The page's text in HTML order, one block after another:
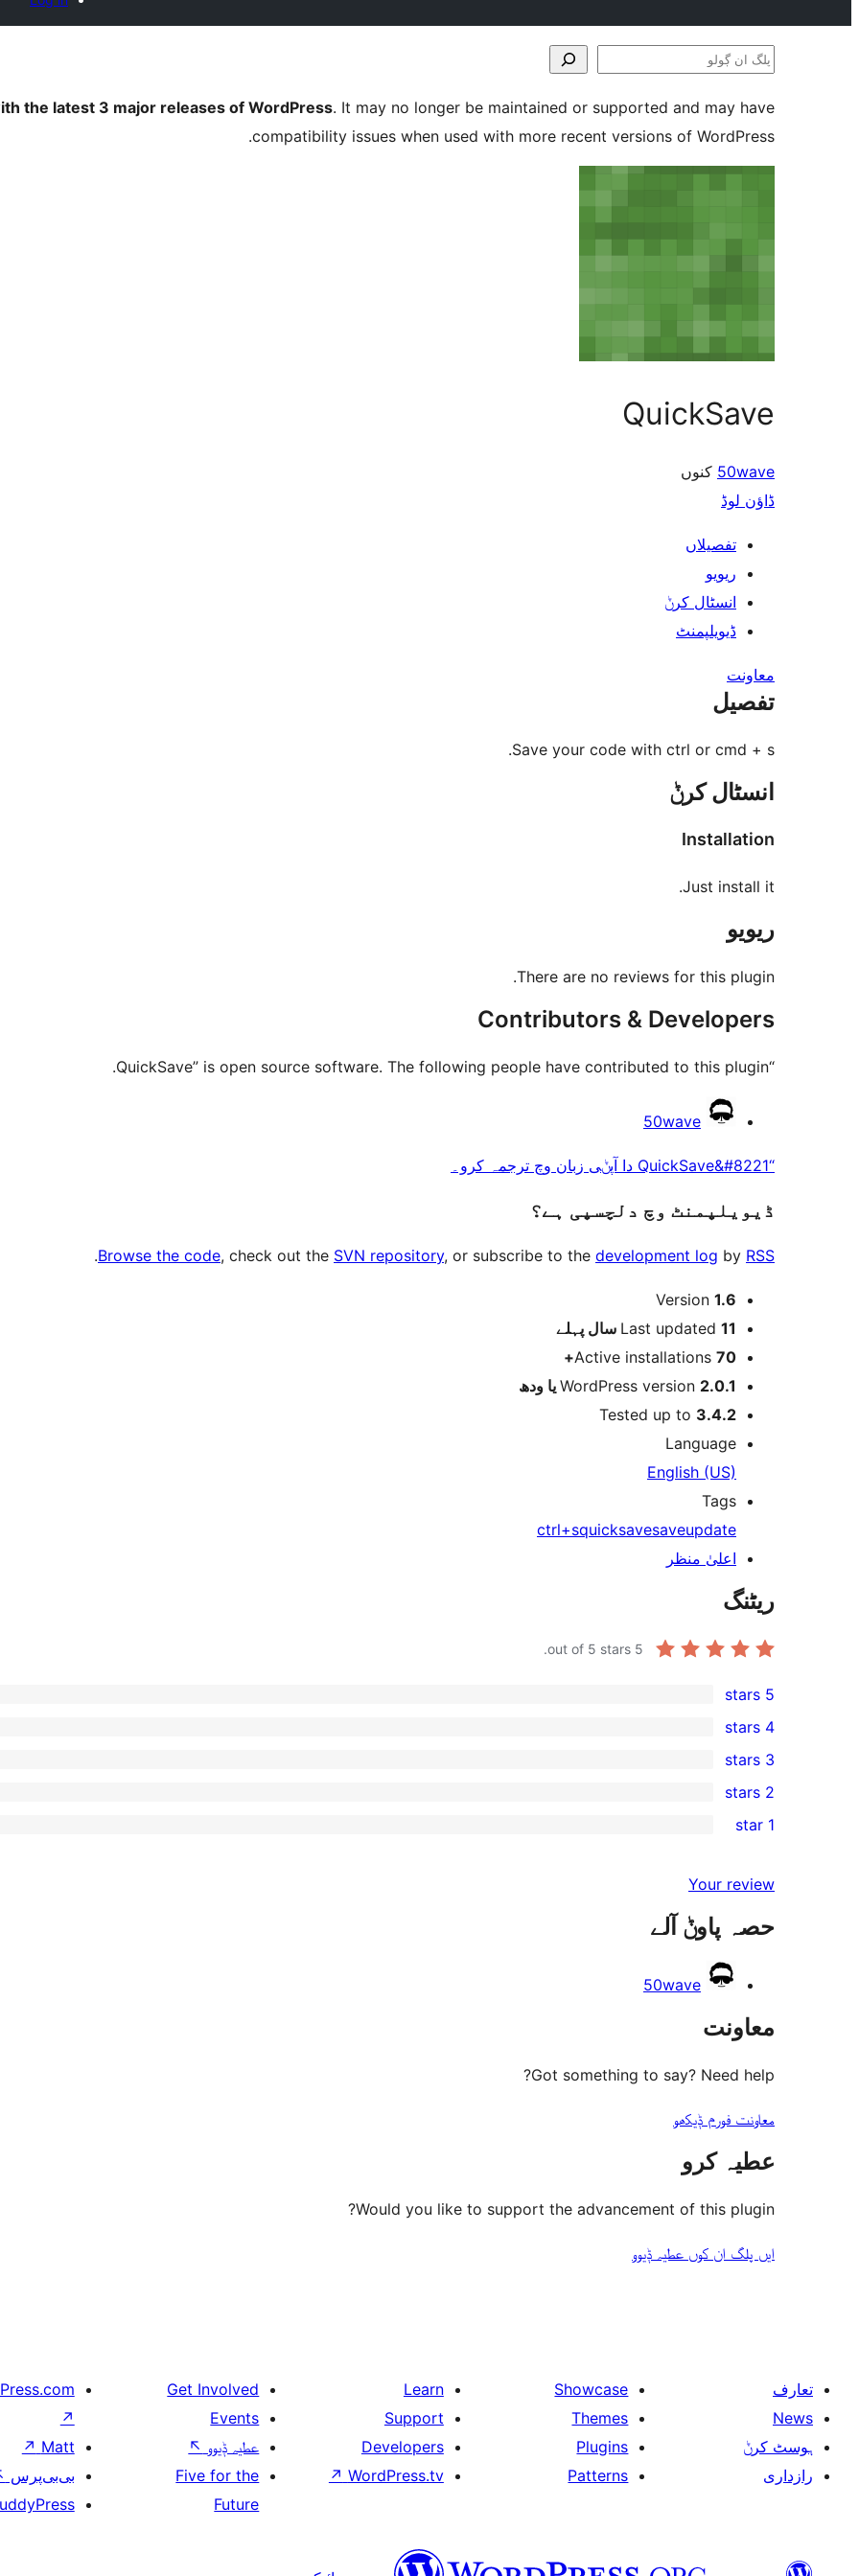
پلگ
ڳولو
the latest 3 major releases of WordPress. It may no longer be maintained or supported and may have
compatibility issues when used with more recent versions of WordPress.
QuickSave
50wave کنوں
ڈاؤن لوڈ
تفصیلاں
ریویو
انسٹال کرݨ
ڈیویلپمنٹ
معاونت
تفصیل
Save your code with ctrl or cmd + s.
انسٹال کرݨ
Installation
Just install it.
ریویو
There are no reviews for this plugin.
Contributors & Developers
“QuickSave” is open source software. The following people have contributed to this plugin.
آلے
50wave
“QuickSave&#8221 دا آپݨی زبان وچ ترجمہ کرو۔
ڈیویلپمنٹ وچ دلچسپی ہے؟
Browse the code, check out the SVN repository, or subscribe to the development log by RSS
.
میٹا Version 1.6
Last updated 11 سال
پہلے
Active installations 70+
WordPress version 2.0.1 یا ودھ
Tested up to 3.4.2
Language
English (US)
Tags
ctrl+squicksavesaveupdate
اعلیٰ منظر
ریٹنگ
5
1
5-
star
review
5 stars
4-
star
reviews
4 stars
0
3-
star
3 stars
2-
reviews
2 stars
star
reviews
1 star
Your review
حصہ پاوݨ آلے
50wave
معاونت
Got something to say? Need help?
معاونت فورم ݙیکھو
عطیہ کرو
Would you like to support the advancement of this plugin?
ایں پلگ ان کوں عطیہ ݙیوو
تعارف
News
ہوسٹ کرݨ
رازداری
Showcase
Themes
Plugins
Patterns
Learn
Support
Developers
WordPress.tv
↗
Get Involved
Events
عطیہ ݙیوو ↖
Five for the
Future
↗
Matt
↗
بی‌بی‌پرس